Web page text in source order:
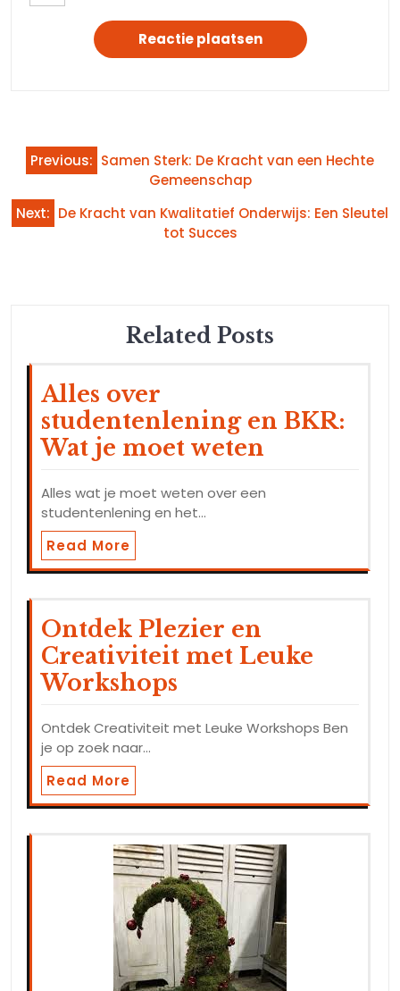
Bericht
navigatie
Previous: Samen Sterk: De Kracht van een Hechte
Gemeenschap
Next: De Kracht van Kwalitatief Onderwijs: Een Sleutel
tot Succes
Related Posts
Alles over
studentenlening en BKR:
Wat je moet weten
Alles wat je moet weten over een
studentenlening en het…
Read More
Ontdek Plezier en
Creativiteit met Leuke
Workshops
Ontdek Creativiteit met Leuke Workshops Ben
je op zoek naar…
Read More